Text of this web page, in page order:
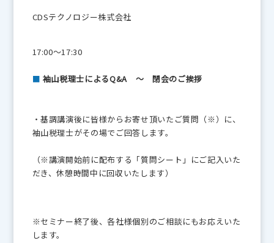
CDSテクノロジー株式会社
17:00～17:30
■ 袖山税理士によるQ&A ～ 閉会のご挨拶
・基調講演後に皆様からお寄せ頂いたご質問（※）に、
袖山税理士がその場でご回答します。
（※講演開始前に配布する「質問シート」にご記入いた
だき、休憩時間中に回収いたします）
※セミナー終了後、各社様個別のご相談にもお応えいた
します。